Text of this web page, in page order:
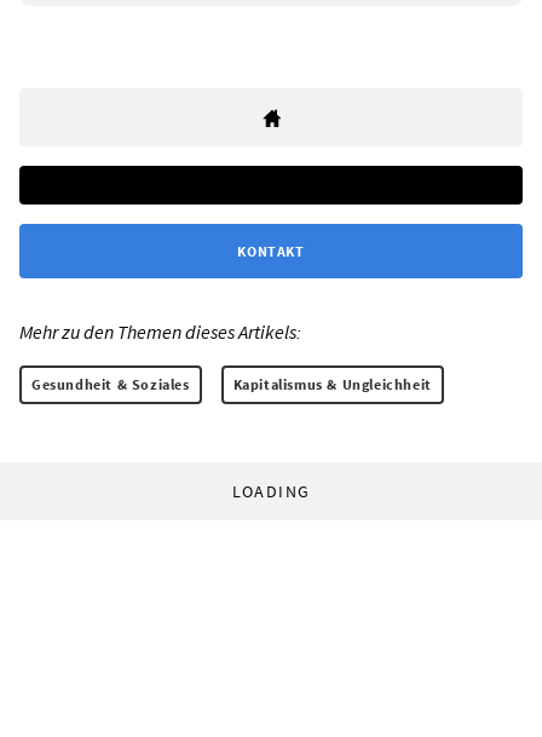
KONTAKT
Mehr zu den Themen dieses Artikels:
Gesundheit & Soziales Kapitalismus & Ungleichheit
LOADING